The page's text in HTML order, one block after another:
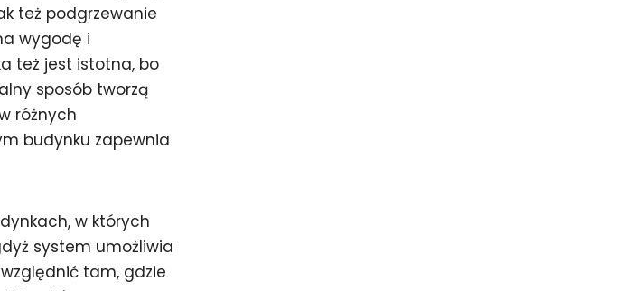
też podgrzewanie
wygodę i
też jest istotna, bo
sposób tworzą
różnych
budynku zapewnia
w których
system umożliwia
tam, gdzie